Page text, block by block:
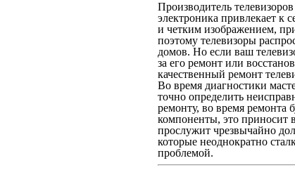
Производитель
электроника привлекает к
и четким изображением,
поэтому телевизоры
домов. Но если ваш
за его ремонт или
качественный ремонт
Во время диагностики
точно определить
ремонту, во время ремонта
компоненты, это приносит
прослужит чрезвычайно
которые неоднократно
проблемой.